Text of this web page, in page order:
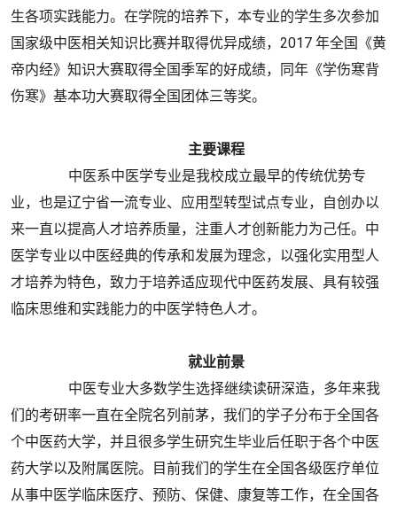
生各项实践能力。在学院的培养下，本专业的学生多次参加
国家级中医相关知识比赛并取得优异成绩，2017 年全国《黄
帝内经》知识大赛取得全国季军的好成绩，同年《学伤寒背
伤寒》基本功大赛取得全国团体三等奖。
主要课程
中医系中医学专业是我校成立最早的传统优势专
业，也是辽宁省一流专业、应用型转型试点专业，自创办以
来一直以提高人才培养质量，注重人才创新能力为己任。中
医学专业以中医经典的传承和发展为理念，以强化实用型人
才培养为特色，致力于培养适应现代中医药发展、具有较强
临床思维和实践能力的中医学特色人才。
就业前景
中医专业大多数学生选择继续读研深造，多年来我
们的考研率一直在全院名列前茅，我们的学子分布于全国各
个中医药大学，并且很多学生研究生毕业后任职于各个中医
药大学以及附属医院。目前我们的学生在全国各级医疗单位
从事中医学临床医疗、预防、保健、康复等工作，在全国各